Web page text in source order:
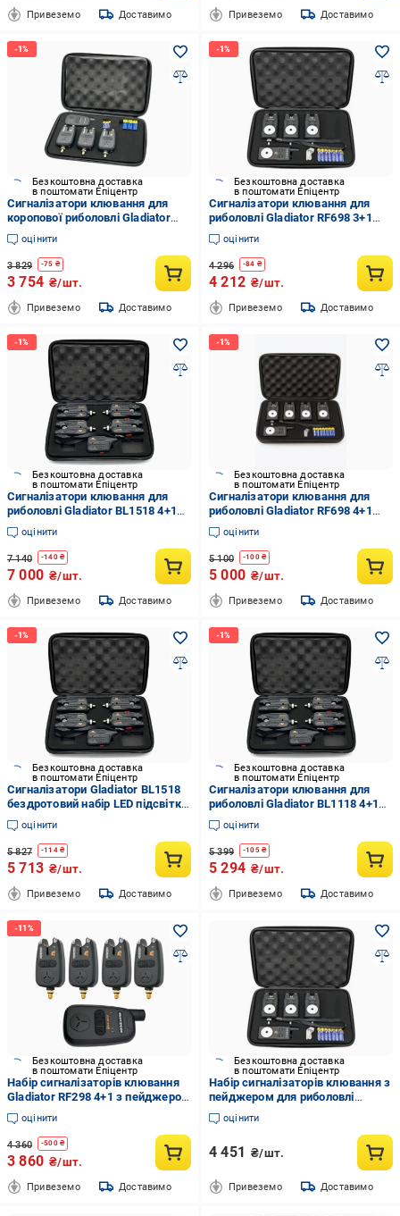
Привеземо Доставимо Привеземо Доставимо
Безкоштовна доставка
в поштомати Епіцентр
Сигналізатори клювання для
коропової риболовлі Gladiator
RF298 3+1 пейджер до 200 м
Чорний
оцінити
3 829 -75 ₴
3 754 ₴/шт.
Привеземо Доставимо
Безкоштовна доставка
в поштомати Епіцентр
Сигналізатори клювання для
риболовлі Gladiator RF698 3+1
радіопейджер до 150 м Чорний
оцінити
4 296 -84 ₴
4 212 ₴/шт.
Привеземо Доставимо
Безкоштовна доставка
в поштомати Епіцентр
Сигналізатори клювання для
риболовлі Gladiator BL1518 4+1
Bluetooth LED індикація
радіопейджер до 150 м Чорний
оцінити
7 140 -140₴
7 000 ₴/шт.
Привеземо Доставимо
Безкоштовна доставка
в поштомати Епіцентр
Сигналізатори клювання для
риболовлі Gladiator RF698 4+1
радіопейджер до 150 м Чорний
оцінити
5 100 -100₴
5 000 ₴/шт.
Привеземо Доставимо
Безкоштовна доставка
в поштомати Епіцентр
Сигналізатори Gladiator BL1518
бездротовий набір LED підсвітка
Чорний
оцінити
5 827 -114₴
5 713 ₴/шт.
Привеземо Доставимо
Безкоштовна доставка
в поштомати Епіцентр
Сигналізатори клювання для
риболовлі Gladiator BL1118 4+1
LED індикація радіопейджер до
150 м Чорний
оцінити
5 399 -105₴
5 294 ₴/шт.
Привеземо Доставимо
Безкоштовна доставка
в поштомати Епіцентр
Набір сигналізаторів клювання
Gladiator RF298 4+1 з пейджером
у кейсі Black (RF2984)
оцінити
4 360 -500₴
3 860 ₴/шт.
Привеземо Доставимо
Безкоштовна доставка
в поштомати Епіцентр
Набір сигналізаторів клювання з
пейджером для риболовлі
Gladiator RF698 3+1 Чорний
(28745671)
оцінити
4 451 ₴/шт.
Привеземо Доставимо